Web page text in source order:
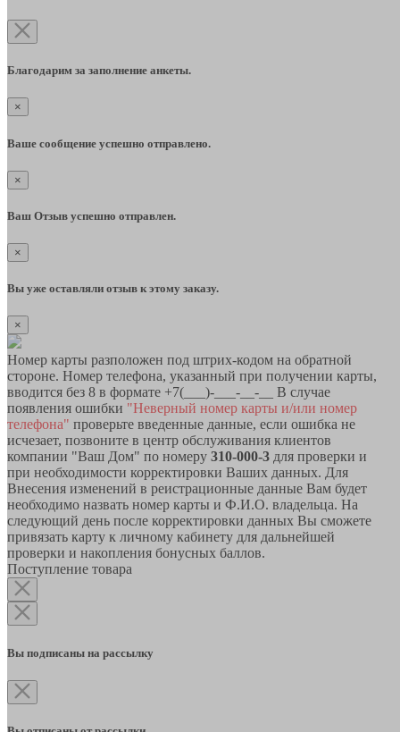
Благодарим за заполнение анкеты.
×
Ваше сообщение успешно отправлено.
×
Ваш Отзыв успешно отправлен.
×
Вы уже оставляли отзыв к этому заказу.
×
Номер карты разположен под штрих-кодом на обратной
стороне. Номер телефона, указанный при получении карты,
вводится без 8 в формате +7(___)-___-__-__ В случае
появления ошибки "Неверный номер карты и/или номер
телефона" проверьте введенные данные, если ошибка не
исчезает, позвоните в центр обслуживания клиентов
компании "Ваш Дом" по номеру 310-000-3 для проверки и
при необходимости корректировки Ваших данных. Для
Внесения изменений в реистрационные данные Вам будет
необходимо назвать номер карты и Ф.И.О. владельца. На
следующий день после корректировки данных Вы сможете
привязать карту к личному кабинету для дальнейшей
проверки и накопления бонусных баллов.
Поступление товара
Вы подписаны на рассылку